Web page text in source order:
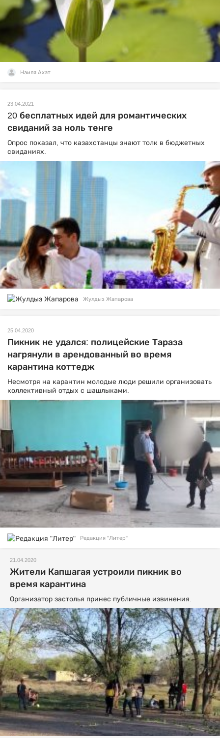
Наиля Ахат
23.04.2021
20 бесплатных идей для романтических
свиданий за ноль тенге
Опрос показал, что казахстанцы знают толк в бюджетных
свиданиях.
Жулдыз Жапарова
25.04.2020
Пикник не удался: полицейские Тараза
нагрянули в арендованный во время
карантина коттедж
Несмотря на карантин молодые люди решили организовать
коллективный отдых с шашлыками.
Редакция "Литер"
21.04.2020
Жители Капшагая устроили пикник во
время карантина
Организатор застолья принес публичные извинения.